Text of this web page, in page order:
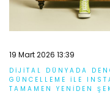
19 Mart 2026 13:39
DIJITAL DÜNYADA
GÜNCELLEME ILE
TAMAMEN YENIDEN